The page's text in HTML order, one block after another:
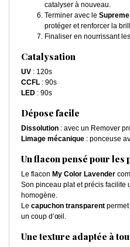
catalyser à nouveau.
Terminer avec le
protéger et renforcer la
Finaliser en nourrissant
Catalysation
UV : 120s
CCFL : 90s
LED : 90s
Dépose facile
Dissolution : avec un Remover
Limage mécanique : ponceuse
Un flacon pensé pour
Le flacon My Color Lavender
Son pinceau plat et précis facilite
homogène.
Le capuchon transparent
un coup d’œil.
Une texture adaptée à